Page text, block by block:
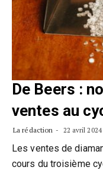
De Beers :
ventes au
La rédaction 22 avril 2024
Les ventes de
cours du troisième